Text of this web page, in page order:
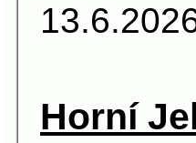
Horní